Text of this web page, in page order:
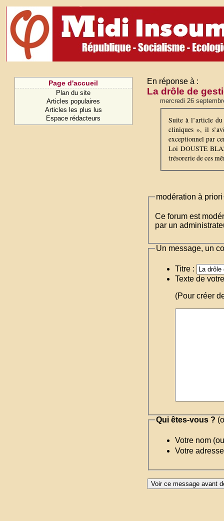
Page d'accueil
Plan du site
Articles populaires
Articles les plus lus
Espace rédacteurs
En réponse à :
La drôle de
mercredi 26
Suite à l’article
cliniques », il
exceptionnel par
Loi DOUSTE
trésorerie de ces
modération à priori
Ce forum est
par un
Un message, un
Titre :
Texte de
(Pour créer
Qui êtes-vous ?
Votre nom
Votre